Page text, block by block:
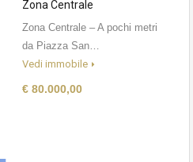
Zona Centrale
Zona Centrale – A pochi metri
da Piazza San…
Vedi immobile
€ 80.000,00